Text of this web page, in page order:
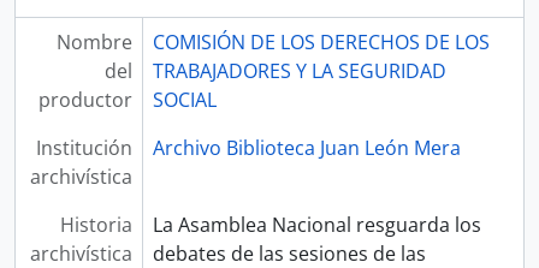
Nombre
del
productor
COMISIÓN DE LOS DERECHOS DE LOS
TRABAJADORES Y LA SEGURIDAD
SOCIAL
Institución
archivística
Archivo Biblioteca Juan León Mera
Historia
archivística
La Asamblea Nacional resguarda los
debates de las sesiones de las